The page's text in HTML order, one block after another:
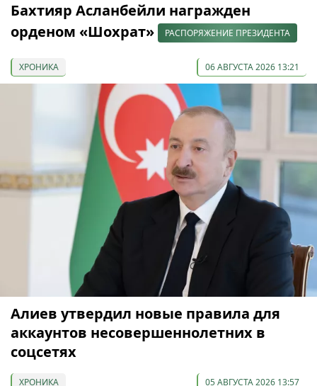
Бахтияр Асланбейли награжден
орденом «Шохрат»
РАСПОРЯЖЕНИЕ ПРЕЗИДЕНТА
ХРОНИКА 06 АВГУСТА 2026 13:21
Алиев утвердил новые правила для
аккаунтов несовершеннолетних в
соцсетях
ХРОНИКА 05 АВГУСТА 2026 13:57